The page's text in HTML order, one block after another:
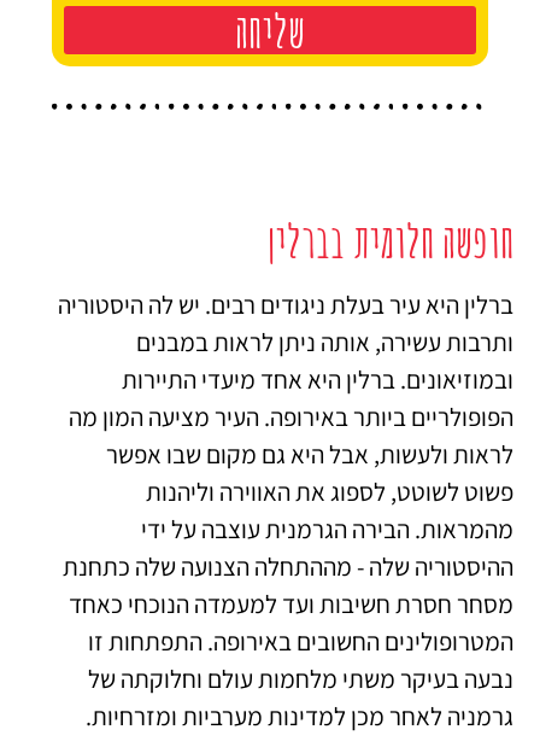
שליחה
חופשה חלומית בברלין
ברלין היא עיר בעלת ניגודים רבים. יש לה היסטוריה
ותרבות עשירה, אותה ניתן לראות במבנים
ובמוזיאונים. ברלין היא אחד מיעדי התיירות
הפופולריים ביותר באירופה. העיר מציעה המון מה
לראות ולעשות, אבל היא גם מקום שבו אפשר
פשוט לשוטט, לספוג את האווירה וליהנות
מהמראות. הבירה הגרמנית עוצבה על ידי
ההיסטוריה שלה - מההתחלה הצנועה שלה כתחנת
מסחר חסרת חשיבות ועד למעמדה הנוכחי כאחד
המטרופולינים החשובים באירופה. התפתחות זו
נבעה בעיקר משתי מלחמות עולם וחלוקתה של
גרמניה לאחר מכן למדינות מערביות ומזרחיות.